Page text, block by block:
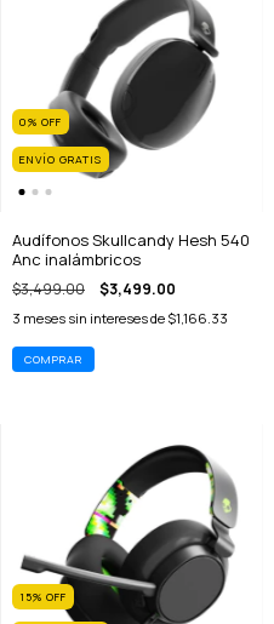
0% OFF
ENVÍO GRATIS
Audífonos Skullcandy Hesh 540
Anc inalámbricos
$3,499.00 $3,499.00
3 meses sin intereses de $1,166.33
15% OFF